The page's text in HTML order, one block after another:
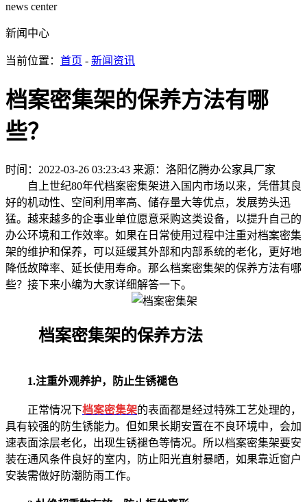
news center
新闻中心
当前位置： 首页 - 新闻资讯
档案密集架的保养方法有哪
些？
时间：2022-03-26 03:23:43 来源：洛阳亿腾办公家具厂家
自上世纪80年代档案密集架进入国内市场以来，凭借其良
好的机动性、空间利用率高、储存量大等优点，发展势头迅
猛。越来越多的企事业单位愿意采购这类设备，以提升自己的
办公环境和工作效率。如果在日常使用过程中注重对档案密集
架的维护和保养，可以延缓其外部和内部系统的老化，更好地
降低故障率、延长使用寿命。那么档案密集架的保养方法有哪
些？接下来小编为大家详细解答一下。
档案密集架的保养方法
1.注重外观养护，防止生锈褪色
正常情况下档案密集架的表面都是经过特殊工艺处理的，
具有较强的防生锈能力。但如果长期安置在不良环境中，会加
速表面涂层老化，出现生锈褪色等情况。所以档案密集架要安
装在通风条件良好的室内，防止阳光直射暴晒，如果靠近窗户
安装需做好防潮防雨工作。